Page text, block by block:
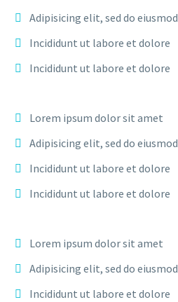
Adipisicing elit, sed do eiusmod
Incididunt ut labore et dolore
Incididunt ut labore et dolore
Lorem ipsum dolor sit amet
Adipisicing elit, sed do eiusmod
Incididunt ut labore et dolore
Incididunt ut labore et dolore
Lorem ipsum dolor sit amet
Adipisicing elit, sed do eiusmod
Incididunt ut labore et dolore